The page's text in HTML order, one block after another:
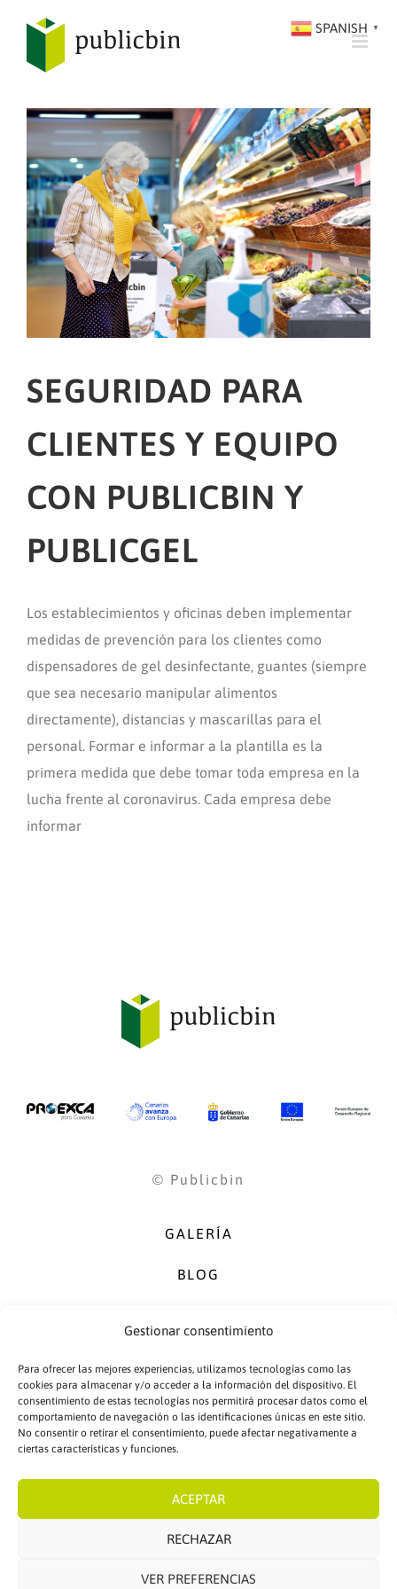
Gestionar consentimiento
Para ofrecer las mejores experiencias, utilizamos tecnologías como las
cookies para almacenar y/o acceder a la información del dispositivo. El
consentimiento de estas tecnologías nos permitirá procesar datos como el
comportamiento de navegación o las identificaciones únicas en este sitio.
No consentir o retirar el consentimiento, puede afectar negativamente a
ciertas características y funciones.
ACEPTAR
RECHAZAR
VER PREFERENCIAS
CONTENIDO
SEGURIDAD PARA
CLIENTES Y EQUIPO
CON PUBLICBIN Y
PUBLICGEL
Los establecimientos y oficinas deben implementar
medidas de prevención para los clientes como
dispensadores de gel desinfectante, guantes (siempre
que sea necesario manipular alimentos
directamente), distancias y mascarillas para el
personal. Formar e informar a la plantilla es la
primera medida que debe tomar toda empresa en la
lucha frente al coronavirus. Cada empresa debe
informar
© Publicbin
GALERÍA
BLOG
POLÍTICA DE CALIDAD
POLÍTICA DE PRIVACIDAD
SPANISH ▼